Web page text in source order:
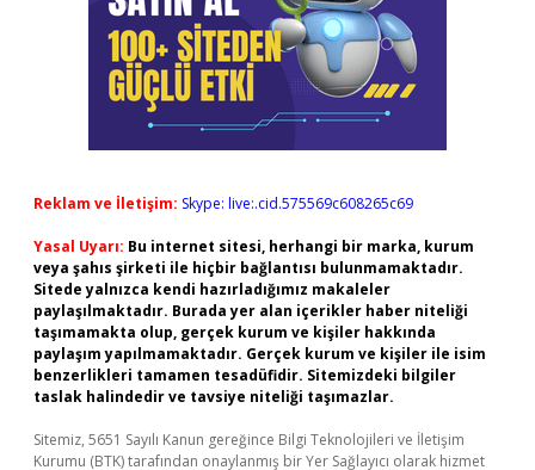
Reklam ve İletişim: Skype: live:.cid.575569c608265c69
Yasal Uyarı: Bu internet sitesi, herhangi bir marka, kurum
veya şahıs şirketi ile hiçbir bağlantısı bulunmamaktadır.
Sitede yalnızca kendi hazırladığımız makaleler
paylaşılmaktadır. Burada yer alan içerikler haber niteliği
taşımamakta olup, gerçek kurum ve kişiler hakkında
paylaşım yapılmamaktadır. Gerçek kurum ve kişiler ile isim
benzerlikleri tamamen tesadüfidir. Sitemizdeki bilgiler
taslak halindedir ve tavsiye niteliği taşımazlar.
Sitemiz, 5651 Sayılı Kanun gereğince Bilgi Teknolojileri ve İletişim
Kurumu (BTK) tarafından onaylanmış bir Yer Sağlayıcı olarak hizmet